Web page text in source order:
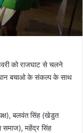
को राजघाट से चलने
बचाओ के संकल्प के साथ
बलवंत सिंह (खेडुत
महेंद्र सिंह